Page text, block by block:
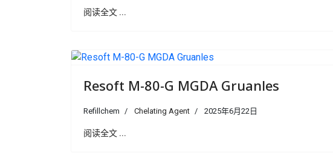
阅读全文 ...
Resoft M-80-G MGDA Gruanles
Refillchem Chelating Agent 2025年6月22日
阅读全文 ...